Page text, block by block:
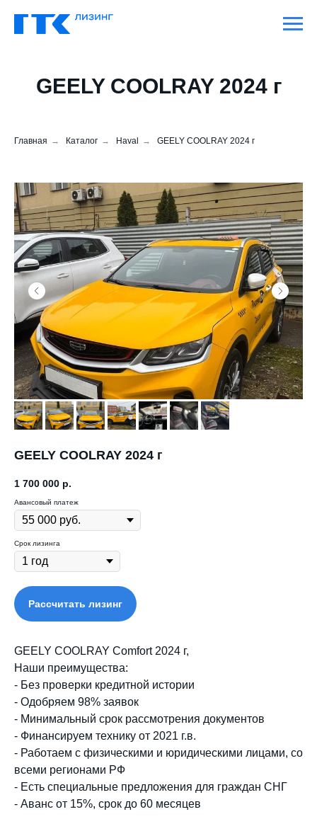
GEELY COOLRAY 2024 г
Главная → Каталог → Haval → GEELY COOLRAY 2024 г
GEELY COOLRAY 2024 г
1 700 000 р.
Авансовый платеж
Срок лизинга
Рассчитать лизинг
GEELY COOLRAY Comfort 2024 г,
Наши преимущества:
- Без проверки кредитной истории
- Одобряем 98% заявок
- Минимальный срок рассмотрения документов
- Финансируем технику от 2021 г.в.
- Работаем с физическими и юридическими лицами, со
всеми регионами РФ
- Есть специальные предложения для граждан СНГ
- Аванс от 15%, срок до 60 месяцев